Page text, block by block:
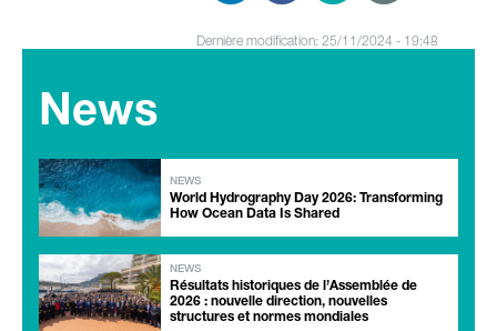
Dernière modification: 25/11/2024 - 19:48
News
NEWS
World Hydrography Day 2026: Transforming
How Ocean Data Is Shared
NEWS
Résultats historiques de l’Assemblée de
2026 : nouvelle direction, nouvelles
structures et normes mondiales